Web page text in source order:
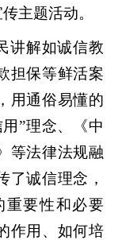
主题活动。
讲解如诚信教
担保等鲜活案
用通俗易懂的
”理念、《中
等法律法规融
了诚信理念，
重要性和必要
作用、如何培